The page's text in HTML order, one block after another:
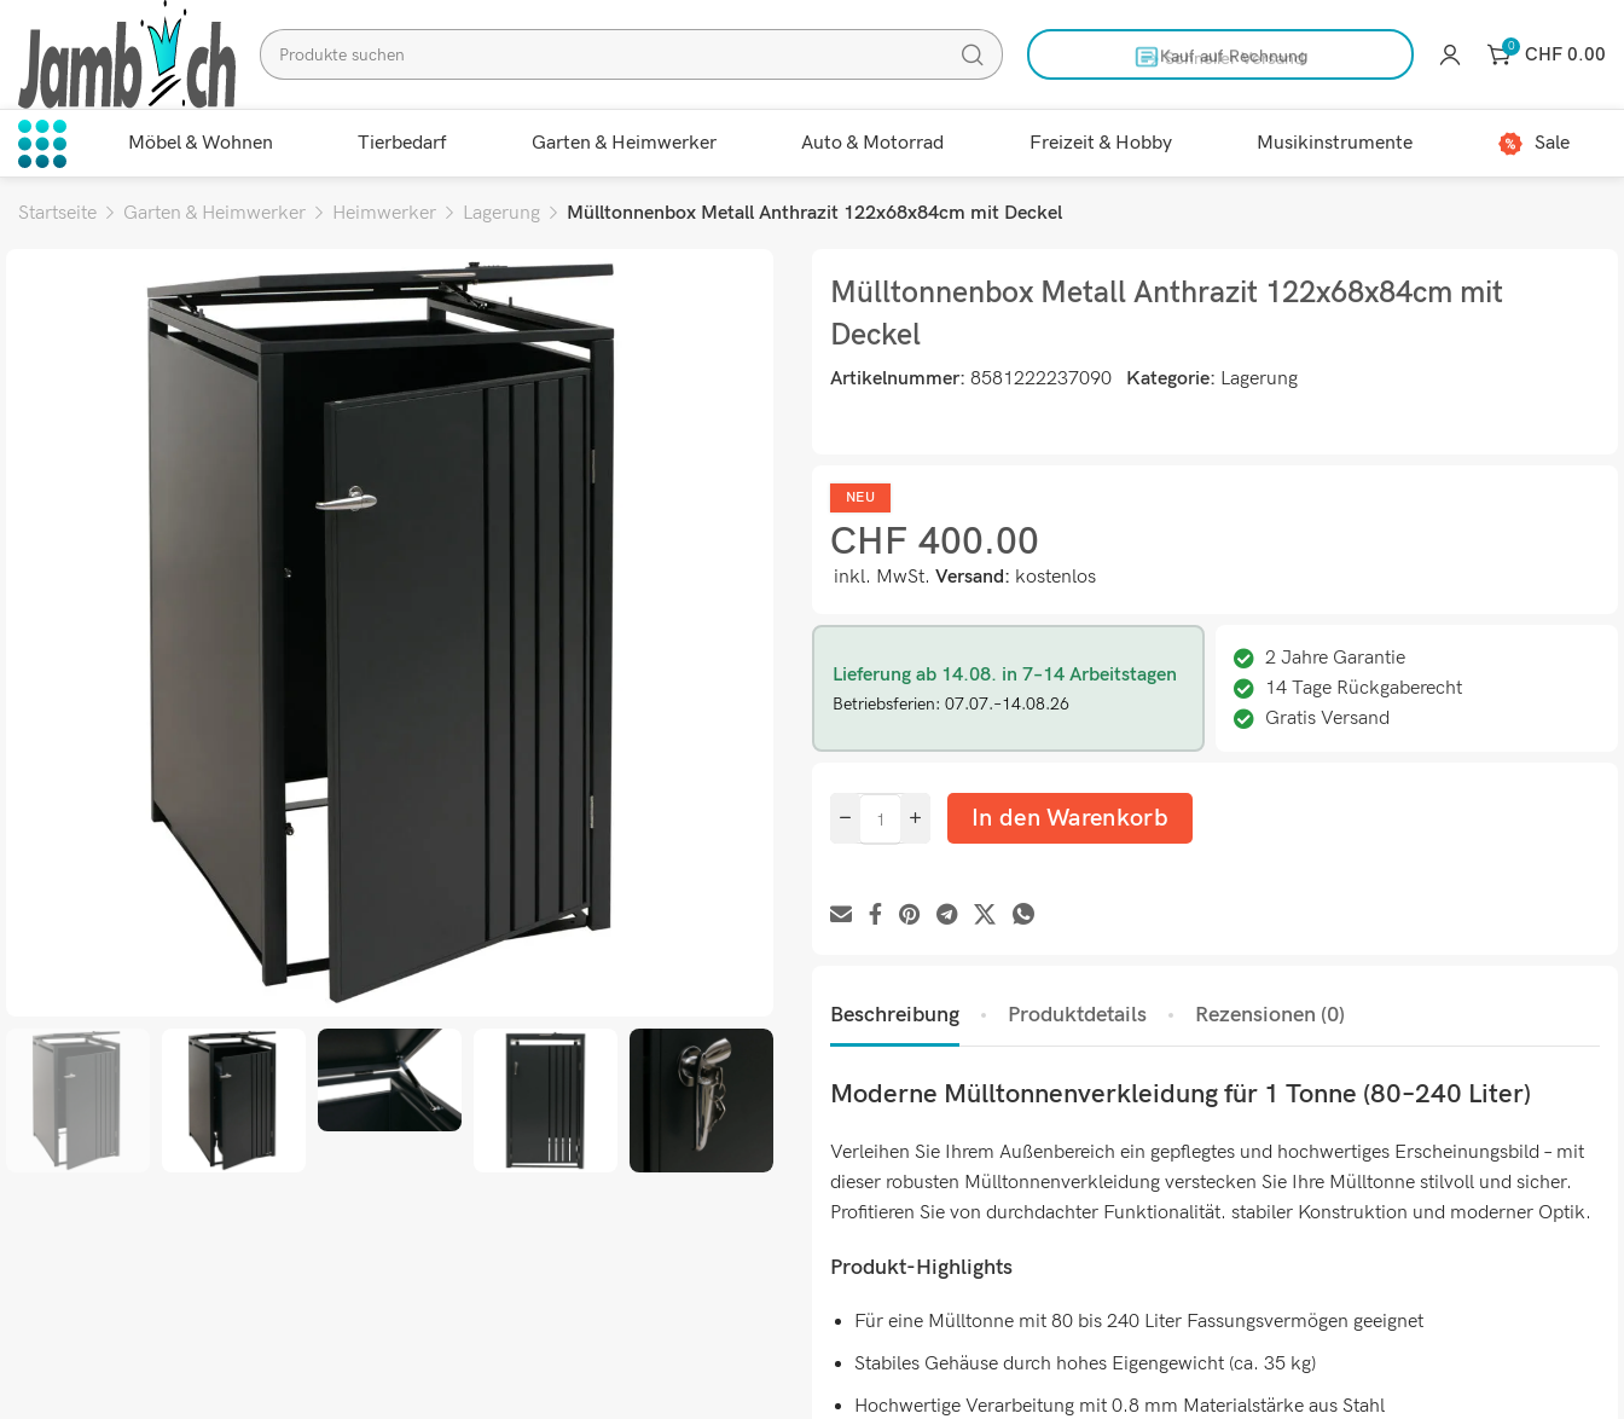
Kauf auf Rechnung 0 CHF 0.00
Möbel & Wohnen Tierbedarf Garten & Heimwerker Auto & Motorrad Freizeit & Hobby Musikinstrumente Sale
Startseite Garten & Heimwerker Heimwerker Lagerung Mülltonnenbox Metall Anthrazit 122x68x84cm mit Deckel
Mülltonnenbox Metall Anthrazit 122x68x84cm mit
Deckel
Artikelnummer: 8581222237090 Kategorie: Lagerung
NEU
CHF 400.00
inkl. MwSt. Versand: kostenlos
Lieferung ab 14.08. in 7–14 Arbeitstagen
Betriebsferien: 07.07.–14.08.26
2 Jahre Garantie
14 Tage Rückgaberecht
Gratis Versand
In den Warenkorb
Beschreibung Produktdetails Rezensionen (0)
Moderne Mülltonnenverkleidung für 1 Tonne (80–240 Liter)
Verleihen Sie Ihrem Außenbereich ein gepflegtes und hochwertiges Erscheinungsbild – mit
dieser robusten Mülltonnenverkleidung verstecken Sie Ihre Mülltonne stilvoll und sicher.
Profitieren Sie von durchdachter Funktionalität. stabiler Konstruktion und moderner Optik.
Produkt-Highlights
Für eine Mülltonne mit 80 bis 240 Liter Fassungsvermögen geeignet
Stabiles Gehäuse durch hohes Eigengewicht (ca. 35 kg)
Hochwertige Verarbeitung mit 0.8 mm Materialstärke aus Stahl